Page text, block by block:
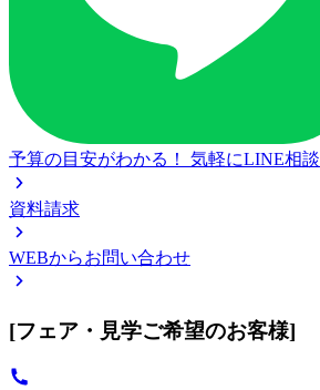
予算の目安がわかる！ 気軽にLINE相談
資料請求
WEBからお問い合わせ
[フェア・見学ご希望のお客様]